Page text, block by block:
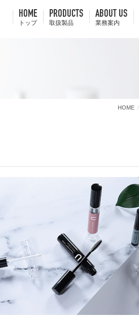
HOME
トップ
PRODUCTS
取扱製品
ABOUT US
業務案内
HOME